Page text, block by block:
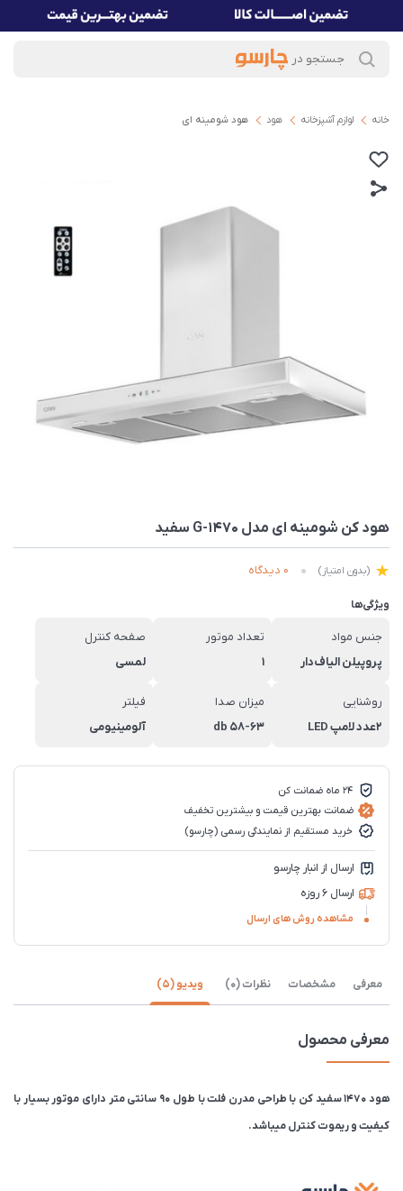
خانه لوازم آشپزخانه هود هود شومینه ای
هود کن شومینه ای مدل G-1470 سفید
(بدون امتیاز) 0 دیدگاه
ویژگی‌ها
جنس مواد
پروپیلن الیاف‌دار
تعداد موتور
1
صفحه کنترل
لمسی
روشنایی
2عدد لامپ LED
میزان صدا
58-63 db
فیلتر
آلومینیومی
24 ماه ضمانت کن
ضمانت بهترین قیمت و بیشترین تخفیف
خرید مستقیم از نمایندگی رسمی (چارسو)
ارسال از انبار چارسو
ارسال 6 روزه
مشاهده روش های ارسال
معرفی مشخصات نظرات (0) ویدیو (5)
معرفی محصول
هود 1470 سفید کن با طراحی مدرن فلت با طول ۹۰ سانتی متر دارای موتور بسیار با
کیفیت و ریموت کنترل میباشد.